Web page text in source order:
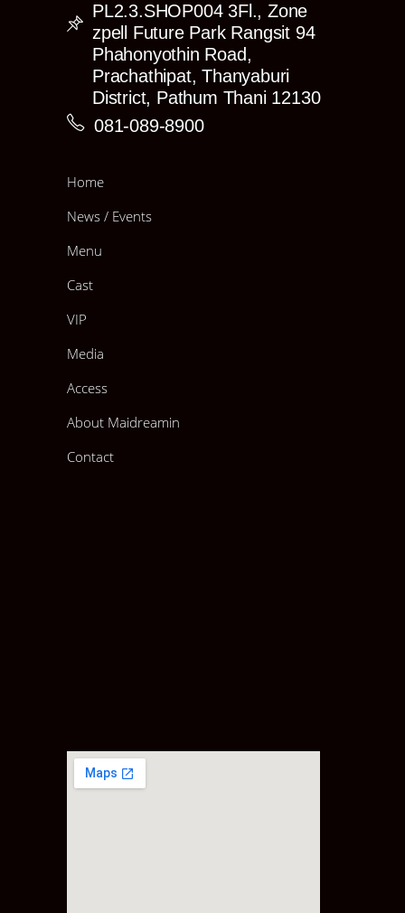
PL2.3.SHOP004 3Fl., Zone
zpell Future Park Rangsit 94
Phahonyothin Road,
Prachathipat, Thanyaburi
District, Pathum Thani 12130
081-089-8900
Home
News / Events
Menu
Cast
VIP
Media
Access
About Maidreamin
Contact